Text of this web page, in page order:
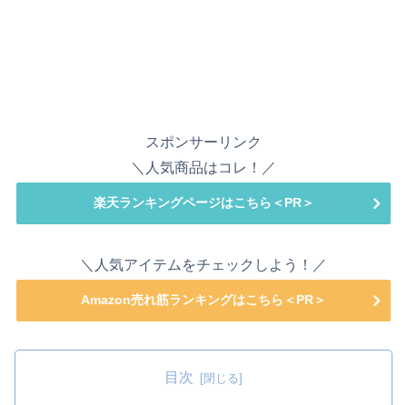
スポンサーリンク
＼人気商品はコレ！／
楽天ランキングページはこちら＜PR＞
＼人気アイテムをチェックしよう！／
Amazon売れ筋ランキングはこちら＜PR＞
目次